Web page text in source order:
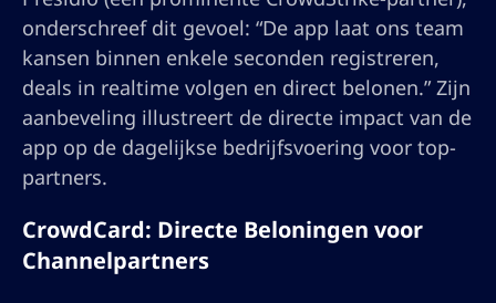
onderschreef dit gevoel: “De app laat ons team
kansen binnen enkele seconden registreren,
deals in realtime volgen en direct belonen.” Zijn
aanbeveling illustreert de directe impact van de
app op de dagelijkse bedrijfsvoering voor top-
partners.
CrowdCard: Directe Beloningen voor
Channelpartners